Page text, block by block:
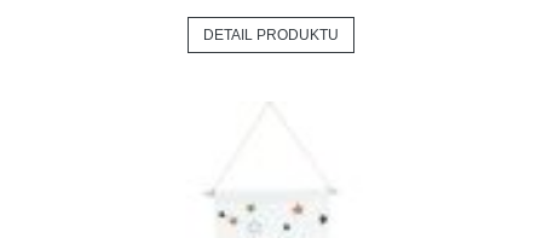
DETAIL PRODUKTU